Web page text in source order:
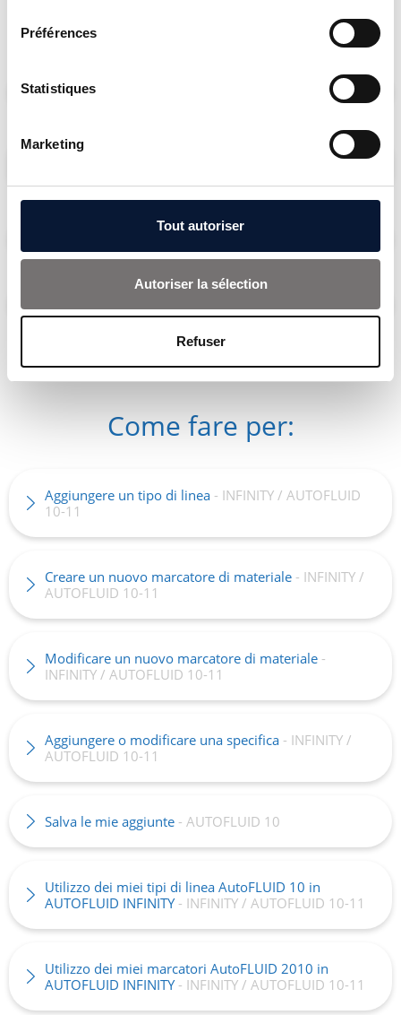
Préférences
Statistiques
Marketing
Tout autoriser
Autoriser la sélection
Refuser
Problemi con Excel
Excel non si apre - INFINITY / AUTOFLUID 10-11
Al posto dei risultati, compare #VALORE!
- INFINITY /
Come fare per:
Aggiungere un tipo di linea - INFINITY / AUTOFLUID
10-11
Creare un nuovo marcatore di materiale - INFINITY /
AUTOFLUID 10-11
Modificare un nuovo marcatore di materiale -
INFINITY / AUTOFLUID 10-11
Aggiungere o modificare una specifica - INFINITY /
AUTOFLUID 10-11
Salva le mie aggiunte - AUTOFLUID 10
Utilizzo dei miei tipi di linea AutoFLUID 10 in
AUTOFLUID INFINITY - INFINITY / AUTOFLUID 10-11
Utilizzo dei miei marcatori AutoFLUID 2010 in
AUTOFLUID INFINITY - INFINITY / AUTOFLUID 10-11